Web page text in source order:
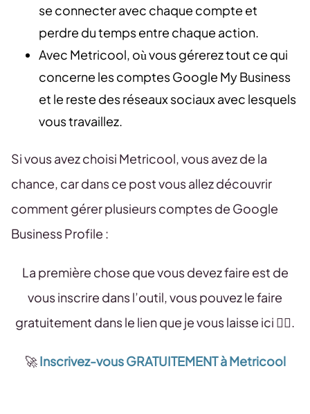
se connecter avec chaque compte et
perdre du temps entre chaque action.
Avec Metricool, où vous gérerez tout ce qui
concerne les comptes Google My Business
et le reste des réseaux sociaux avec lesquels
vous travaillez.
Si vous avez choisi Metricool, vous avez de la
chance, car dans ce post vous allez découvrir
comment gérer plusieurs comptes de Google
Business Profile :
La première chose que vous devez faire est de
vous inscrire dans l’outil, vous pouvez le faire
gratuitement dans le lien que je vous laisse ici 👇🏻.
🚀Inscrivez-vous GRATUITEMENT à Metricool